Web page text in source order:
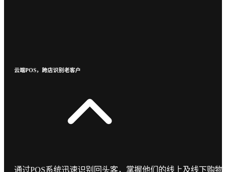
云端POS，跨店识别老客户
通过POS系统迅速识别回头客，掌握他们的线上及线下购物